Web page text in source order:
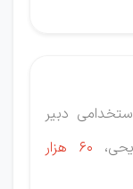
استخدامی دبیر
60 هزار